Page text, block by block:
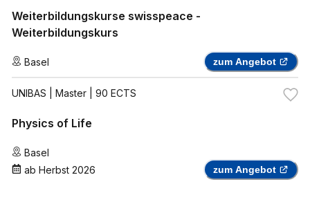
Weiterbildungskurse swisspeace -
Weiterbildungskurs
Basel zum Angebot
UNIBAS | Master | 90 ECTS
Physics of Life
Basel
ab Herbst 2026 zum Angebot